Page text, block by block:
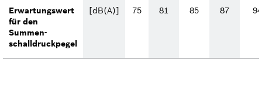
Erwartungswert
für den
Summen­
schalldruckpegel
[dB(A)] 75 81 85 87 94